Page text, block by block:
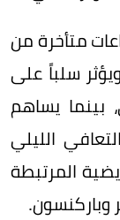
متأخرة من
سلباً على
بينما يساهم
الليلي
المرتبطة
وباركنسون.